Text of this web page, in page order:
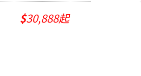
$30,888起